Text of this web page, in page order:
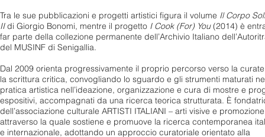
Tra le sue pubblicazioni e progetti artistici figura il volume Il Corpo
IIdi Giorgio Bonomi, mentre il progetto I Cook (For) You(2014) è
far parte della collezione permanente dell’Archivio Italiano
del MUSINF di Senigallia.
Dal 2009 orienta progressivamente il proprio percorso verso la
la scrittura critica, convogliando lo sguardo e gli strumenti maturati
pratica artistica nell’ideazione, organizzazione e cura di mostre e
espositivi, accompagnati da una ricerca teorica strutturata. È
dell’associazione culturale ARTISTI ITALIANI – arti visive e
attraverso la quale sostiene e promuove la ricerca contemporanea
e internazionale, adottando un approccio curatoriale orientato alla